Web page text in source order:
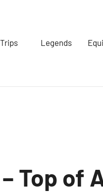
Trips Legends
Top of